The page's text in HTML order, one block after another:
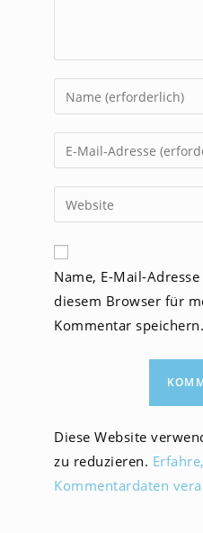
Gib
deinen
Namen
oder
zum
Kommentieren
ein
Gib
deine
E-
Mail-
zum
Kommentieren
ein
Gib
deine
Website-
URL
ein
(optional)
Name, E-Mail-
diesem Browser für
Kommentar speichern.
Diese Website
zu reduzieren.
Kommentardaten